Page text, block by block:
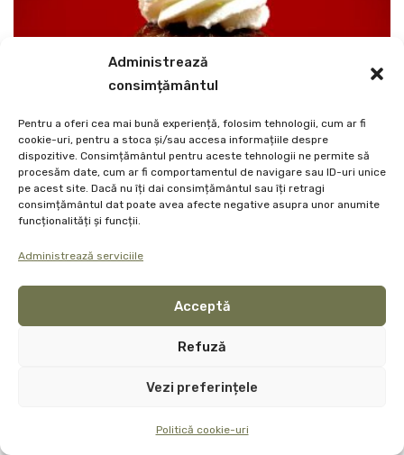
Administrează
consimțământul
Pentru a oferi cea mai bună experiență, folosim tehnologii, cum ar fi
cookie-uri, pentru a stoca și/sau accesa informațiile despre
dispozitive. Consimțământul pentru aceste tehnologii ne permite să
procesăm date, cum ar fi comportamentul de navigare sau ID-uri unice
pe acest site. Dacă nu îți dai consimțământul sau îți retragi
consimțământul dat poate avea afecte negative asupra unor anumite
funcționalități și funcții.
Administrează serviciile
Acceptă
Refuză
Vezi preferințele
Politică cookie-uri